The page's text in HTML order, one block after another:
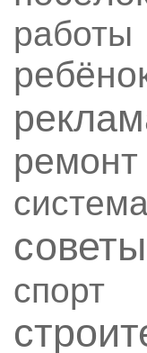
работы
ремонт
советы
спорт